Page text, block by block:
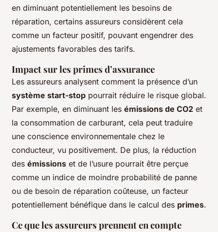
en diminuant potentiellement les besoins de
réparation, certains assureurs considèrent cela
comme un facteur positif, pouvant engendrer des
ajustements favorables des tarifs.
Impact sur les primes d’assurance
Les assureurs analysent comment la présence d’un
système start-stop pourrait réduire le risque global.
Par exemple, en diminuant les émissions de CO2 et
la consommation de carburant, cela peut traduire
une conscience environnementale chez le
conducteur, vu positivement. De plus, la réduction
des émissions et de l’usure pourrait être perçue
comme un indice de moindre probabilité de panne
ou de besoin de réparation coûteuse, un facteur
potentiellement bénéfique dans le calcul des primes.
Ce que les assureurs prennent en compte